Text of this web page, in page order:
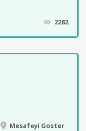
2282
Mesafeyi Goster